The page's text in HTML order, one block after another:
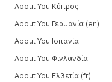
About You Κύπρος
About You Γερμανία (en)
About You Ισπανία
About You Φινλανδία
About You Ελβετία (fr)